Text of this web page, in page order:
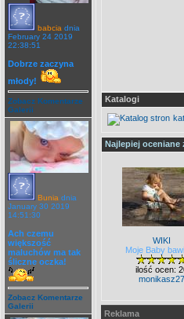
babcia dnia
February 24 2019
22:38:51
Dobrze zaczyna
młody!
Zobacz Komentarze
Galerii
Bunia dnia
January 30 2019
14:51:30
Ach czemu
większość
maluchów ma tak
śliczne oczka!
Zobacz Komentarze
Galerii
Katalogi
Najlepiej oceniane
WIKI
Moje Baby
ilość ocen:
monikasz27
Reklama